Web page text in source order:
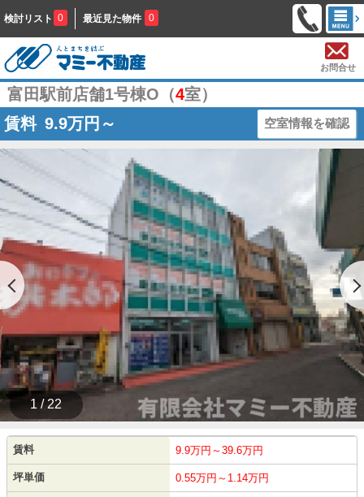
検討リスト 0 最近見た物件 0
お問合せ
富田駅前店舗1号棟O（4室）
賃料 9.9万円～ 空室情報を確認
1 / 22
賃料 9.9万円～39.6万円
坪単価 0.55万円～1.14万円